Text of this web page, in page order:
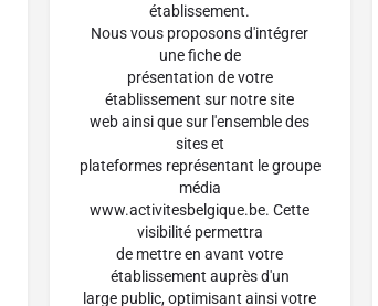
établissement.
Nous vous proposons d'intégrer
une fiche de
présentation de votre
établissement sur notre site
web ainsi que sur l'ensemble des
sites et
plateformes représentant le groupe
média
www.activitesbelgique.be. Cette
visibilité permettra
de mettre en avant votre
établissement auprès d'un
large public, optimisant ainsi votre